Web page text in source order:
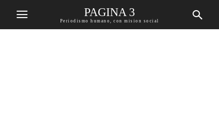
PAGINA 3
Periodismo humano, con mision social